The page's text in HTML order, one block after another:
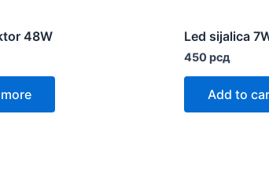
48W Led sijalica
450рсд
Add to